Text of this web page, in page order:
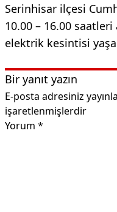
Serinhisar ilçesi
10.00 – 16.00 saatleri
elektrik kesintisi
Bir yanıt yazın
E-posta adresiniz
işaretlenmişlerdir
Yorum *